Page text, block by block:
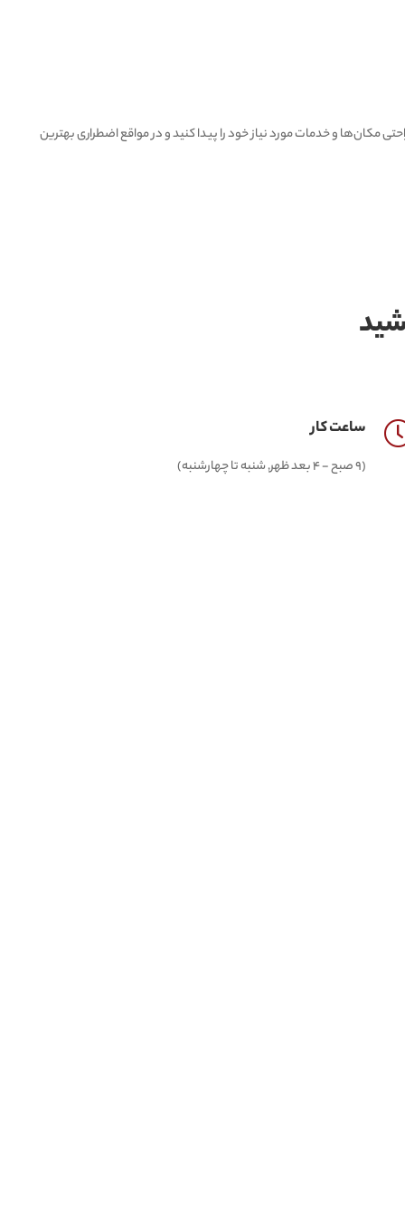
مکان‌ها و خدمات مورد نیاز خود را پیدا کنید و در مواقع اضطراری بهترین
ساعت کار
(9 صبح - 4 بعد ظهر, شنبه تا چهارشنبه)